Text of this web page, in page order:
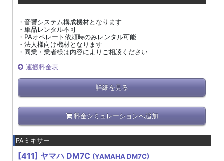
・音響システム構成機材となります
・単品レンタル不可
・PAオペレート依頼時のみレンタル可能
・法人様向け機材となります
・同業・業者様は内容によりご相談ください
運搬料金表
詳細を見る
料金シミュレーションへ追加
PAミキサー
[411] ヤマハ DM7C (YAMAHA DM7C)